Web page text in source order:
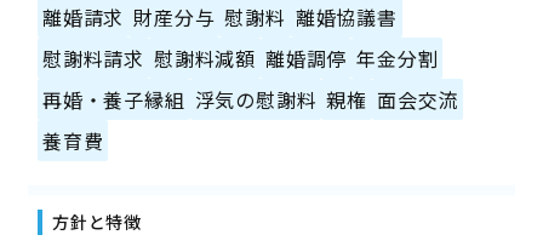
離婚請求 財産分与 慰謝料 離婚協議書
慰謝料請求 慰謝料減額 離婚調停 年金分割
再婚・養子縁組 浮気の慰謝料 親権 面会交流
養育費
方針と特徴